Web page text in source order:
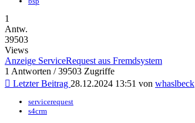
1
Antw.
39503
Views
Anzeige ServiceRequest aus Fremdsystem
1 Antworten / 39503 Zugriffe
Letzter Beitrag 28.12.2024 13:51 von whaslbeck
servicerequest
s4crm